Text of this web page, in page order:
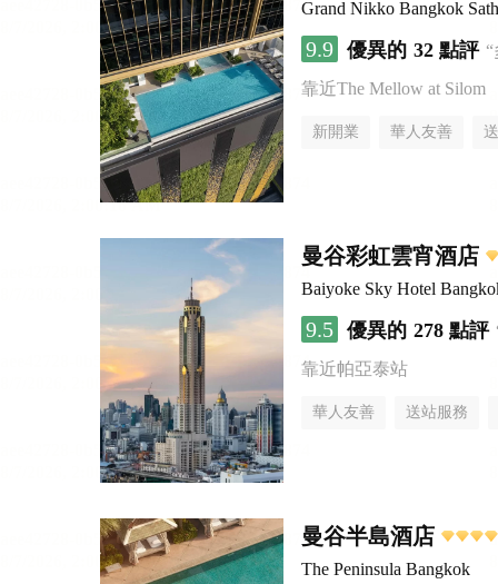
Grand Nikko Bangkok
9.9 優異的 32 點評
靠近The Mellow at Silom
新開業 華人友善
曼谷彩虹雲宵酒店
Baiyoke Sky Hotel
9.5 優異的 278 點評
靠近帕亞泰站
華人友善 送站服務
曼谷半島酒店
The Peninsula Bangkok